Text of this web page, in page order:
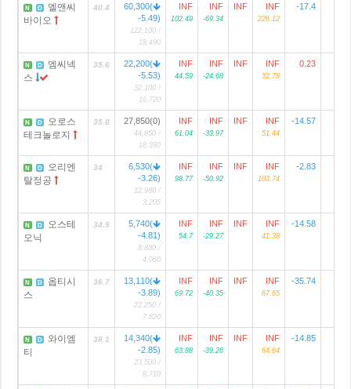
N D
엘앤씨
바이오
40.4
60,300(
-5.49)
122,100 /
18,490
INF
102.49
INF
-69.34
INF INF
226.12
-17.4
N D
엠씨넥
스
35.6
22,200(
-5.53)
32,100 /
16,720
INF
44.59
INF
-24.68
INF INF
32.78
0.23
N D
오로스
테크놀로지
35.8 27,850(0)
44,850 /
18,390
INF
61.04
INF
-33.97
INF INF
51.44
-14.57
N D
오리엔
탈정공
34
6,530(
-3.26)
12,980 /
3,205
INF
98.77
INF
-50.92
INF INF
103.74
-2.83
N D
오스테
오닉
34.9
5,740(
-4.81)
8,880 /
4,060
INF
54.7
INF
-29.27
INF INF
41.38
-14.58
N D
옵티시
스
36.7
13,110(
-3.89)
22,250 /
7,820
INF
69.72
INF
-40.35
INF INF
67.65
-35.74
N D
와이엠
티
38.1
14,340(
-2.85)
23,500 /
8,710
INF
63.88
INF
-39.26
INF INF
64.64
-14.85